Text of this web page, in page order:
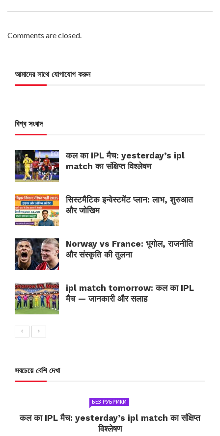
Comments are closed.
আমাদের সাথে যোগাযোগ করুন
বিশ্ব সংবাদ
कल का IPL मैच: yesterday’s ipl
match का संक्षिप्त विश्लेषण
सिस्टमैटिक इन्वेस्टमेंट प्लान: लाभ, शुरुआत
और जोखिम
Norway vs France: भूगोल, राजनीति
और संस्कृति की तुलना
ipl match tomorrow: कल का IPL
मैच — जानकारी और सलाह
সবচেয়ে বেশি দেখা
БЕЗ РУБРИКИ
कल का IPL मैच: yesterday’s ipl match का संक्षिप्त
विश्लेषण